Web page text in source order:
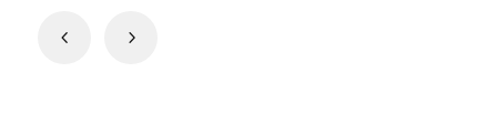
4 5